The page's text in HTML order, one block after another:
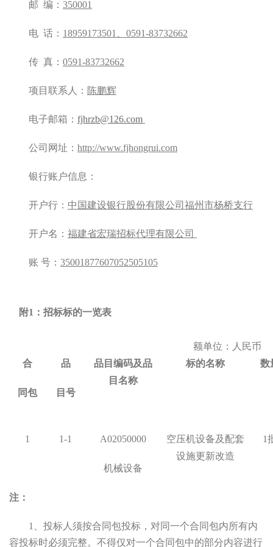
邮 编： 350001
电 话： 18959173501 0591-83732662
传 真： 0591-83732662
项目联系人： 陈鹏辉
电子邮箱： fjhrzb@126.com
公司网址： http://www.fjhongrui.com
银行账户信息：
开户行： 中国建设银行股份有限公司福州市杨桥支行
开户名： 福建省宏瑞招标代理有限公司
账 号： 35001877607052505105
附1：招标标的一览表
额单位：人民币
合
同包
品
目号
品目编码及品
目名称
标的名称 数
1 1-1 A02050000
机械设备
空压机设备及配套
设施更新改造
1
注：
1
、投标人须按合同包投标，对同一个合同包内所有内
容投标时必须完整。不得仅对一个合同包中的部分内容进行